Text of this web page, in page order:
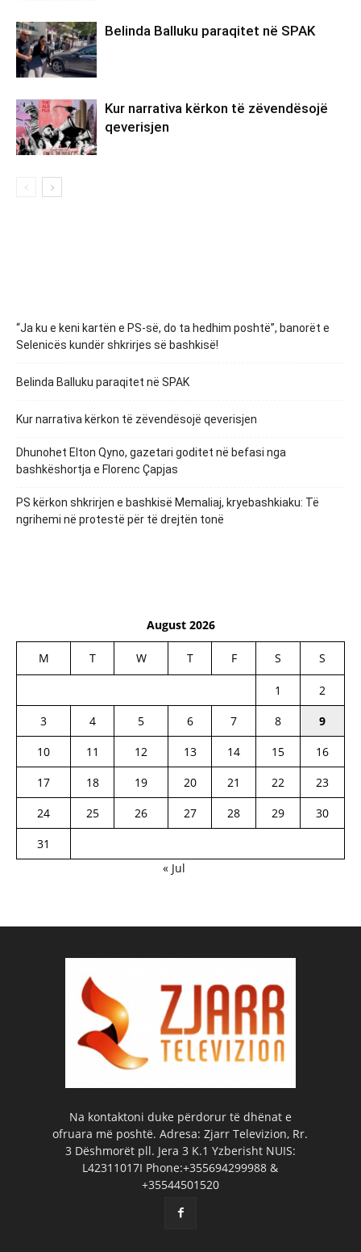
Belinda Balluku paraqitet në SPAK
Kur narrativa kërkon të zëvendësojë
qeverisjen
“Ja ku e keni kartën e PS-së, do ta hedhim poshtë”, banorët e
Selenicës kundër shkrirjes së bashkisë!
Belinda Balluku paraqitet në SPAK
Kur narrativa kërkon të zëvendësojë qeverisjen
Dhunohet Elton Qyno, gazetari goditet në befasi nga
bashkëshortja e Florenc Çapjas
PS kërkon shkrirjen e bashkisë Memaliaj, kryebashkiaku: Të
ngrihemi në protestë për të drejtën tonë
August 2026
M T W T F S S
1
2
3
4 5 6 7 8
9
10
11 12 13 14 15
16
17
18 19 20 21 22
23
24
25 26 27 28 29
30
31
« Jul
Na kontaktoni duke përdorur të dhënat e
ofruara më poshtë. Adresa: Zjarr Televizion, Rr.
3 Dëshmorët pll. Jera 3 K.1 Yzberisht NUIS:
L42311017I Phone:+355694299988 &
+35544501520